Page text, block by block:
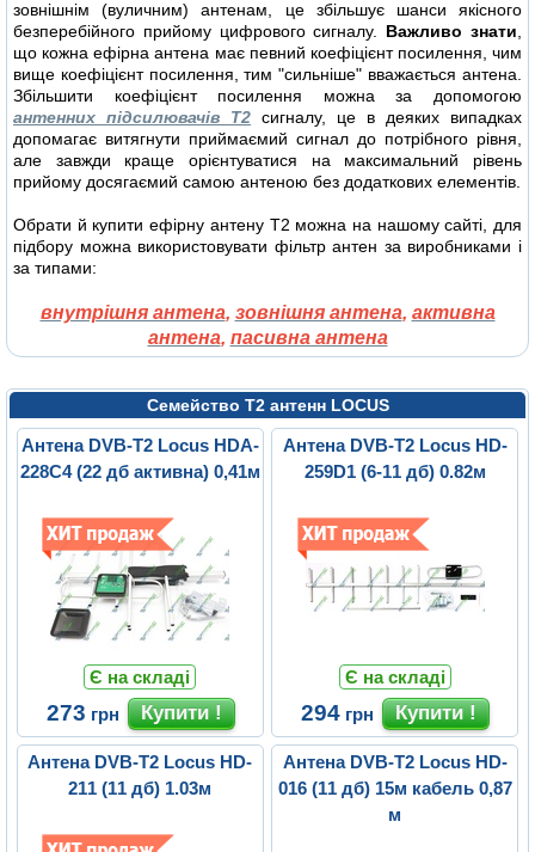
зовнішнім (вуличним) антенам, це збільшує шанси якісного
безперебійного прийому цифрового сигналу. Важливо знати
що кожна ефірна антена має певний коефіцієнт посилення, чим
вище коефіцієнт посилення, тим "сильніше" вважається антена.
Збільшити коефіцієнт посилення можна за допомогою
антенних підсилювачів Т2 сигналу, це в деяких випадках
допомагає витягнути приймаємий сигнал до потрібного рівня,
але завжди краще орієнтуватися на максимальний рівень
прийому досягаємий самою антеною без додаткових елементів.
Обрати й купити ефірну антену Т2 можна на нашому сайті, для
підбору можна використовувати фільтр антен за виробниками і
за типами:
внутрішня антена, зовнішня антена, активна
антена, пасивна антена
Семейство Т2 антенн LOCUS
Антена DVB-T2 Locus HDA-
228C4 (22 дб активна) 0,41м
Є на складі
273 грн
Антена DVB-T2 Locus HD-
259D1 (6-11 дб) 0.82м
Є на складі
294 грн
Антена DVB-T2 Locus HD-
211 (11 дб) 1.03м
Антена DVB-T2 Locus HD-
016 (11 дб) 15м кабель 0,87
м